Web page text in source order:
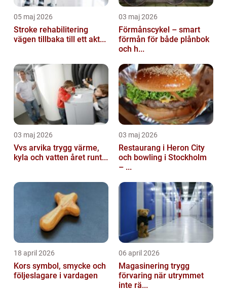
05 maj 2026
Stroke rehabilitering
vägen tillbaka till ett akt...
03 maj 2026
Förmånscykel – smart
förmån för både plånbok
och h...
03 maj 2026
Vvs arvika trygg värme,
kyla och vatten året runt...
03 maj 2026
Restaurang i Heron City
och bowling i Stockholm
– ...
18 april 2026
Kors symbol, smycke och
följeslagare i vardagen
06 april 2026
Magasinering trygg
förvaring när utrymmet
inte rä...